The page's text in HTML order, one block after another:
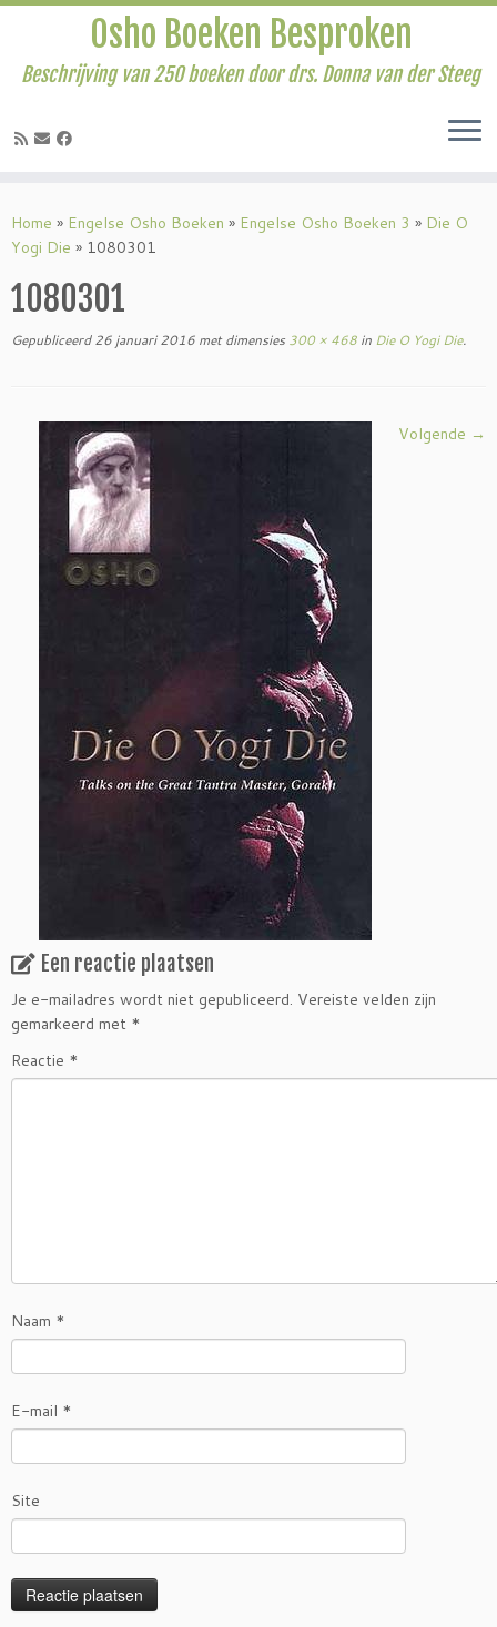
naar
inhoud
Osho Boeken Besproken
Beschrijving van 250 boeken door drs. Donna van der Steeg
Home » Engelse Osho Boeken » Engelse Osho Boeken 3 » Die O
Yogi Die » 1080301
1080301
Gepubliceerd 26 januari 2016 met dimensies 300 × 468 in Die O Yogi Die.
Volgende →
Een reactie plaatsen
Je e-mailadres wordt niet gepubliceerd. Vereiste velden zijn
gemarkeerd met *
Reactie *
Naam *
E-mail *
Site